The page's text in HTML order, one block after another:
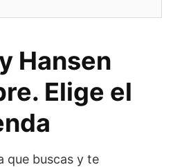
Hansen
Elige el
que buscas y te